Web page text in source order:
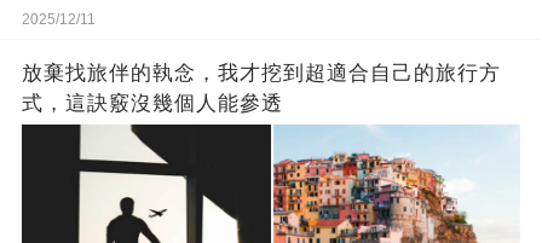
2025/12/11
放棄找旅伴的執念，我才挖到超適合自己的旅行方
式，這訣竅沒幾個人能參透